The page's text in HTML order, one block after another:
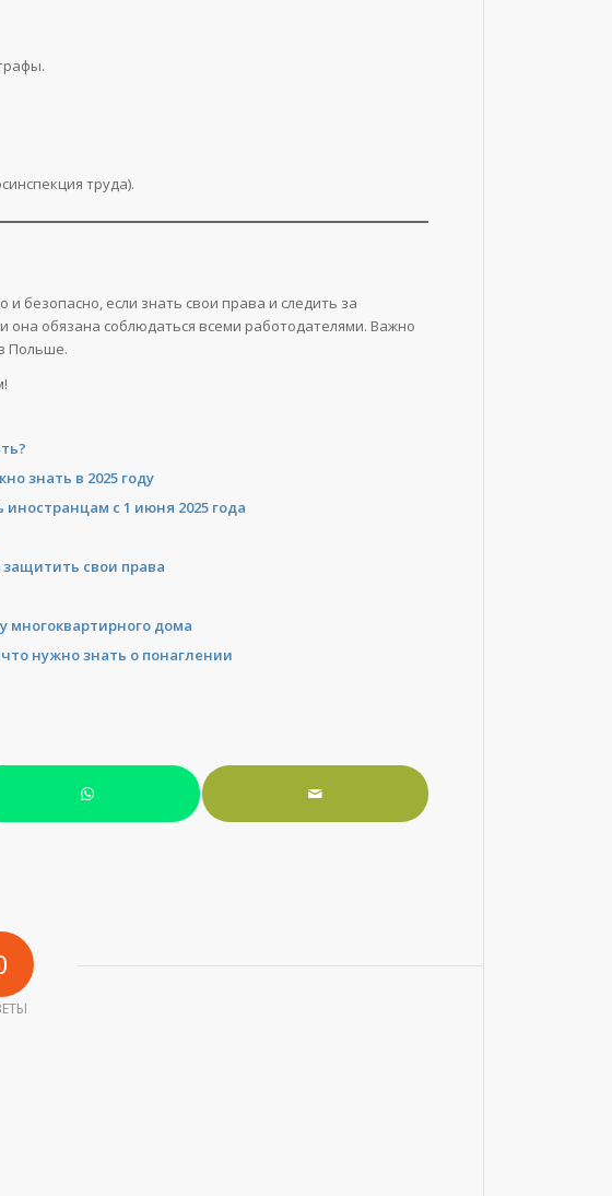
труда).
безопасно, если знать свои права и следить за
она обязана соблюдаться всеми работодателями. Важно
Польше.
знать в 2025 году
с 1 июня 2025 года
свои права
многоквартирного дома
нужно знать о понаглении